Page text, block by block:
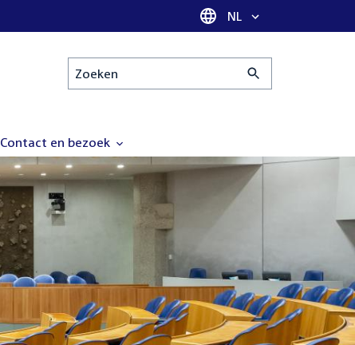
Taal selectie
NL
Zoeken
Contact en bezoek